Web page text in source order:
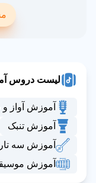
لیست دروس
آموزش آواز
آموزش تنبک
آموزش سه تار
آموزش